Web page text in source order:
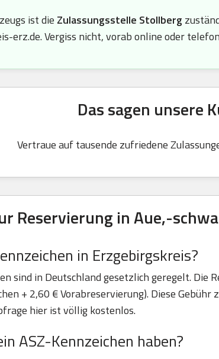
ist die Zulassungsstelle Stollberg
erz.de. Vergiss nicht, vorab online oder
Das sagen unsere
Vertraue auf tausende zufriedene
Reservierung in Aue,-
in Erzgebirgskreis?
sind in Deutschland gesetzlich geregelt.
+ 2,60 € Vorabreservierung). Diese
hier ist völlig kostenlos.
ASZ-Kennzeichen haben?